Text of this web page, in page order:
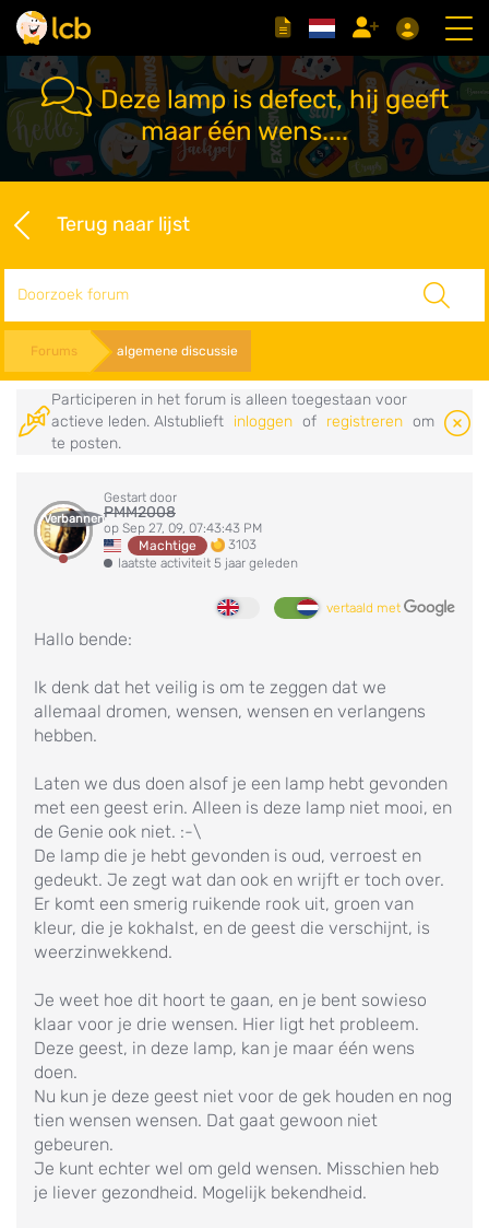
Deze lamp is defect, hij geeft
maar één wens....
Terug naar lijst
Forums algemene discussie
Participeren in het forum is alleen toegestaan voor
actieve leden. Alstublieft inloggen of registreren om
te posten.
Verbannen
Gestart door
PMM2008
op Sep 27, 09, 07:43:43 PM
Machtige
3103
laatste activiteit 5 jaar geleden
vertaald met
Hallo bende:
Ik denk dat het veilig is om te zeggen dat we
allemaal dromen, wensen, wensen en verlangens
hebben.
Laten we dus doen alsof je een lamp hebt gevonden
met een geest erin. Alleen is deze lamp niet mooi, en
de Genie ook niet. :-\
De lamp die je hebt gevonden is oud, verroest en
gedeukt. Je zegt wat dan ook en wrijft er toch over.
Er komt een smerig ruikende rook uit, groen van
kleur, die je kokhalst, en de geest die verschijnt, is
weerzinwekkend.
Je weet hoe dit hoort te gaan, en je bent sowieso
klaar voor je drie wensen. Hier ligt het probleem.
Deze geest, in deze lamp, kan je maar één wens
doen.
Nu kun je deze geest niet voor de gek houden en nog
tien wensen wensen. Dat gaat gewoon niet
gebeuren.
Je kunt echter wel om geld wensen. Misschien heb
je liever gezondheid. Mogelijk bekendheid.